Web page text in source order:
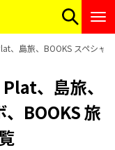
、島旅、BOOKS スペシャ
、島旅、
BOOKS 旅